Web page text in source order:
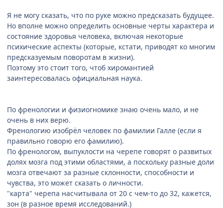
Я не могу сказать, что по руке можно предсказать будущее.
Но вполне можно определить основные черты характера и
состояние здоровья человека, включая некоторые
психические аспекты (которые, кстати, приводят ко многим
предсказуемым поворотам в жизни).
Поэтому это стоит того, чтоб хиромантией
заинтересовалась официальная наука.
По френологии и физиогномике знаю очень мало, и не
очень в них верю.
Френологию изобрёл человек по фамилии Галле (если я
правильно говорю его фамилию).
По френологом, выпуклости на черепе говорят о развитых
долях мозга под этими областями, а поскольку разные доли
мозга отвечают за разные склонности, способности и
чувства, это может сказать о личности.
"карта" черепа насчитывала от 20 с чем-то до 32, кажется,
зон (в разное время исследований.)